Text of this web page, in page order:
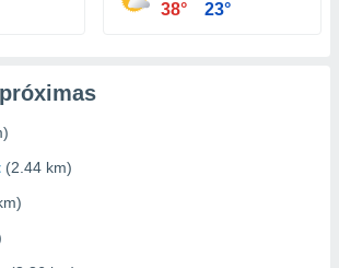
38° 23°
(2.44 km)